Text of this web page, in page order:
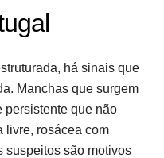
há sinais que
Manchas que surgem
persistente que não
livre, rosácea com
suspeitos são motivos